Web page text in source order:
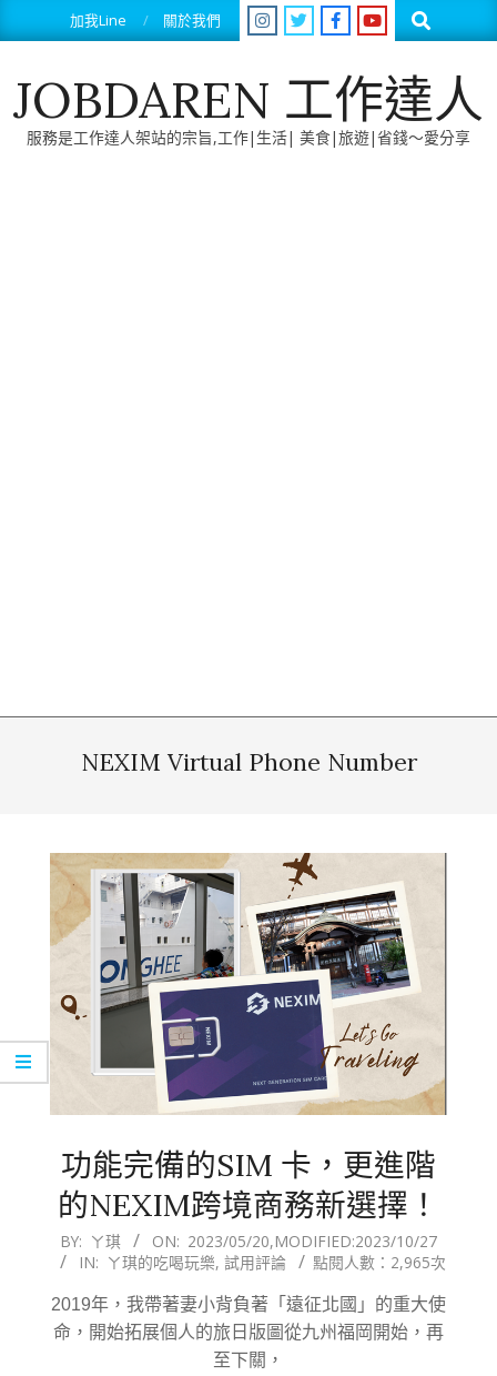
to
加我Line 關於我們 Search
JOBDAREN 工作達人
服務是工作達人架站的宗旨,工作|生活| 美食|旅遊|省錢～愛分享
NEXIM Virtual Phone Number
功能完備的SIM 卡，更進階
的NEXIM跨境商務新選擇！
2023-
05-
20
BY: ㄚ琪 ON: 2023/05/20,MODIFIED:2023/10/27
IN: ㄚ琪的吃喝玩樂, 試用評論 點閱人數：2,965次
2019年，我帶著妻小背負著「遠征北國」的重大使
命，開始拓展個人的旅日版圖從九州福岡開始，再
至下關，